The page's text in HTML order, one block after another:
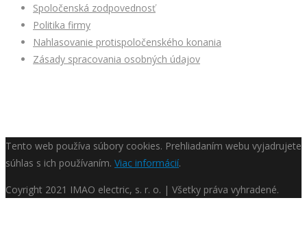
Spoločenská zodpovednosť
Politika firmy
Nahlasovanie protispoločenského konania
Zásady spracovania osobných údajov
Tento web používa súbory cookies. Prehliadaním webu vyjadrujete
súhlas s ich používaním. Viac informácií.
Coyright 2021 IMAO electric, s. r. o. | Všetky práva vyhradené.